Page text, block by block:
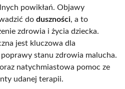
powikłań. Objawy
do duszności, a to
zdrowia i życia dziecka.
jest kluczowa dla
stanu zdrowia malucha.
natychmiastowa pomoc ze
udanej terapii.